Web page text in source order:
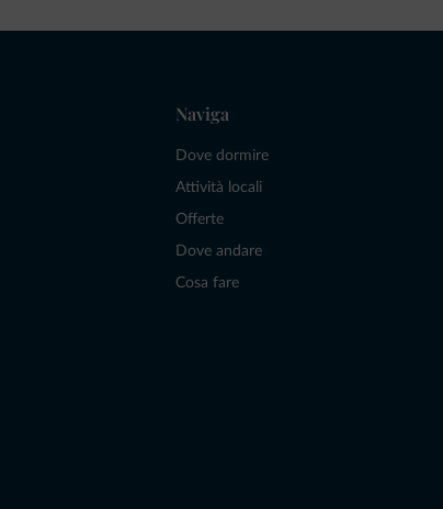
Naviga
Dove dormire
Attività locali
Offerte
Dove andare
Cosa fare